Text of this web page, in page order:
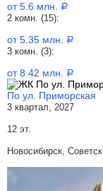
от 5.6 млн. a
2 комн. (15):
от 5.35 млн. a
3 комн. (3):
от 8.42 млн. a
По ул. Приморская
3 квартал, 2027
12 эт.
Новосибирск,